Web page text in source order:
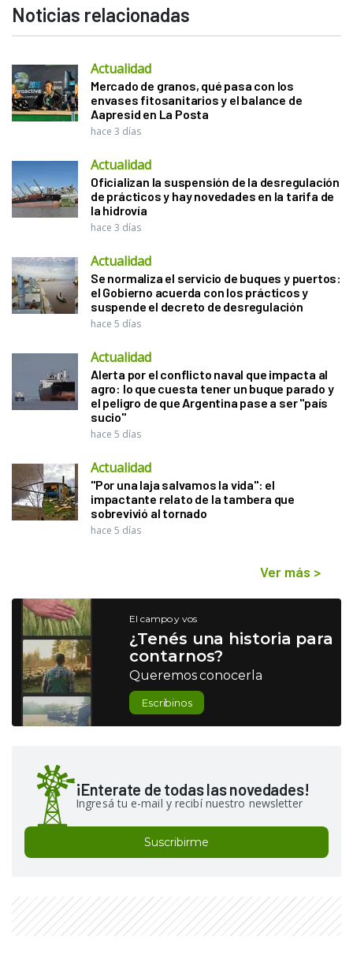
Noticias relacionadas
Actualidad
Mercado de granos, qué pasa con los
envases fitosanitarios y el balance de
Aapresid en La Posta
hace 3 días
Actualidad
Oficializan la suspensión de la desregulación
de prácticos y hay novedades en la tarifa de
la hidrovía
hace 3 días
Actualidad
Se normaliza el servicio de buques y puertos:
el Gobierno acuerda con los prácticos y
suspende el decreto de desregulación
hace 5 días
Actualidad
Alerta por el conflicto naval que impacta al
agro: lo que cuesta tener un buque parado y
el peligro de que Argentina pase a ser "país
sucio"
hace 5 días
Actualidad
"Por una laja salvamos la vida": el
impactante relato de la tambera que
sobrevivió al tornado
hace 5 días
Ver más >
El campo y vos
¿Tenés una historia para
contarnos?
Queremos conocerla
Escribinos
¡Enterate de todas las novedades!
Ingresá tu e-mail y recibí nuestro newsletter
Suscribirme